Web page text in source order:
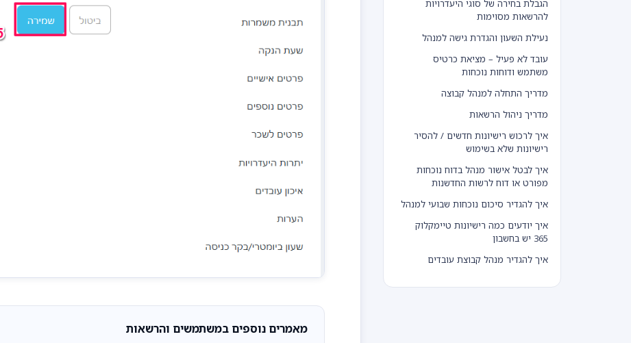
הגבלת בחירה של סוגי היעדרויות
להרשאות מסוימות
נעילת השעון והגדרת גישה למנהל
עובד לא פעיל – מציאת כרטיס
משתמש ודוחות נוכחות
מדריך התחלה למנהל קבוצה
מדריך ניהול הרשאות
איך לרכוש רישיונות חדשים / להסיר
רישיונות שלא בשימוש
איך לבטל אישור מנהל בדוח נוכחות
מפורט או דוח לרשות החדשנות
איך להגדיר סיכום נוכחות שבועי למנהל
איך יודעים כמה רישיונות טיימקלוק
365 יש בחשבון
איך להגדיר מנהל קבוצת עובדים
מאמרים נוספים במשתמשים והרשאות